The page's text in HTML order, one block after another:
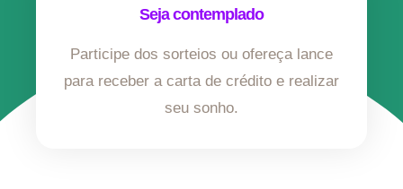
Seja contemplado
Participe dos sorteios ou ofereça lance
para receber a carta de crédito e realizar
seu sonho.